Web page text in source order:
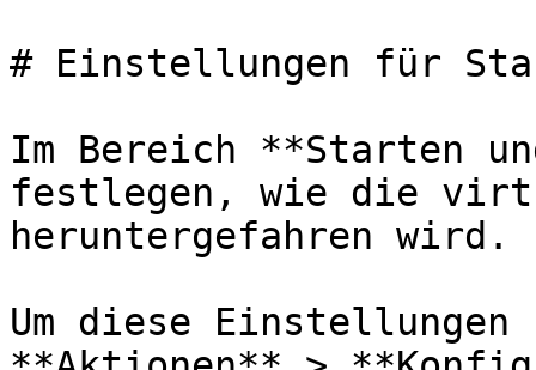
# Einstellungen für
Im Bereich **Starten
festlegen, wie die
heruntergefahren wird.
Um diese